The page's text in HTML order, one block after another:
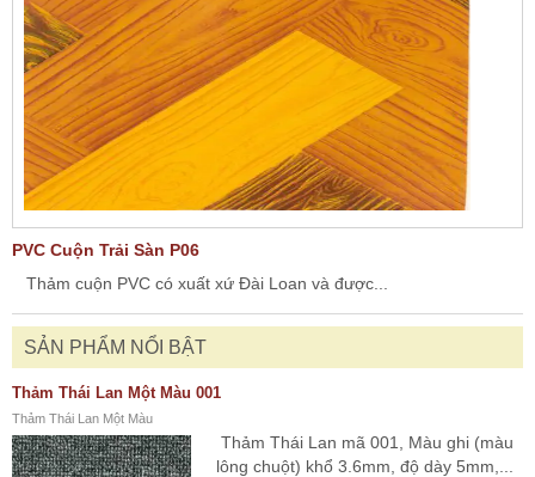
PVC Cuộn Trải Sàn P06
Thảm cuộn PVC có xuất xứ Đài Loan và được...
SẢN PHẨM NỔI BẬT
Thảm Thái Lan Một Màu 001
Thảm Thái Lan Một Màu
Thảm Thái Lan mã 001, Màu ghi (màu
lông chuột) khổ 3.6mm, độ dày 5mm,...